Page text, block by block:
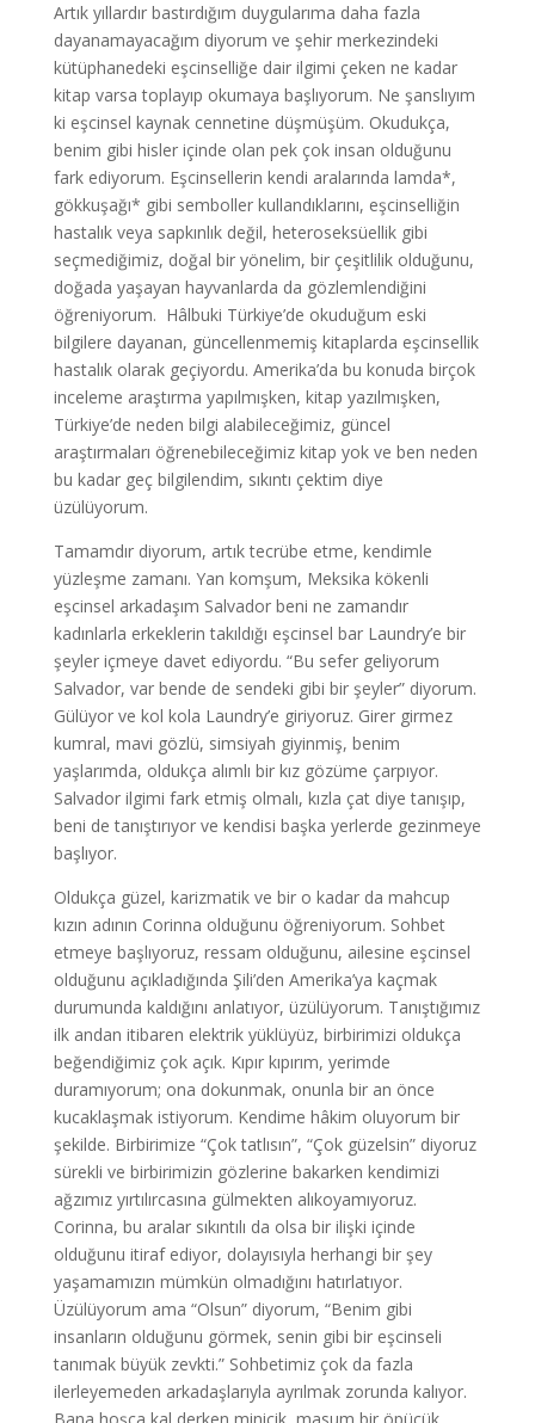
Artık yıllardır bastırdığım duygularıma daha fazla
dayanamayacağım diyorum ve şehir merkezindeki
kütüphanedeki eşcinselliğe dair ilgimi çeken ne kadar
kitap varsa toplayıp okumaya başlıyorum. Ne şanslıyım
ki eşcinsel kaynak cennetine düşmüşüm. Okudukça,
benim gibi hisler içinde olan pek çok insan olduğunu
fark ediyorum. Eşcinsellerin kendi aralarında lamda*,
gökkuşağı* gibi semboller kullandıklarını, eşcinselliğin
hastalık veya sapkınlık değil, heteroseksüellik gibi
seçmediğimiz, doğal bir yönelim, bir çeşitlilik olduğunu,
doğada yaşayan hayvanlarda da gözlemlendiğini
öğreniyorum. Hâlbuki Türkiye’de okuduğum eski
bilgilere dayanan, güncellenmemiş kitaplarda eşcinsellik
hastalık olarak geçiyordu. Amerika’da bu konuda birçok
inceleme araştırma yapılmışken, kitap yazılmışken,
Türkiye’de neden bilgi alabileceğimiz, güncel
araştırmaları öğrenebileceğimiz kitap yok ve ben neden
bu kadar geç bilgilendim, sıkıntı çektim diye
üzülüyorum.
Tamamdır diyorum, artık tecrübe etme, kendimle
yüzleşme zamanı. Yan komşum, Meksika kökenli
eşcinsel arkadaşım Salvador beni ne zamandır
kadınlarla erkeklerin takıldığı eşcinsel bar Laundry’e bir
şeyler içmeye davet ediyordu. “Bu sefer geliyorum
Salvador, var bende de sendeki gibi bir şeyler” diyorum.
Gülüyor ve kol kola Laundry’e giriyoruz. Girer girmez
kumral, mavi gözlü, simsiyah giyinmiş, benim
yaşlarımda, oldukça alımlı bir kız gözüme çarpıyor.
Salvador ilgimi fark etmiş olmalı, kızla çat diye tanışıp,
beni de tanıştırıyor ve kendisi başka yerlerde gezinmeye
başlıyor.
Oldukça güzel, karizmatik ve bir o kadar da mahcup
kızın adının Corinna olduğunu öğreniyorum. Sohbet
etmeye başlıyoruz, ressam olduğunu, ailesine eşcinsel
olduğunu açıkladığında Şili’den Amerika’ya kaçmak
durumunda kaldığını anlatıyor, üzülüyorum. Tanıştığımız
ilk andan itibaren elektrik yüklüyüz, birbirimizi oldukça
beğendiğimiz çok açık. Kıpır kıpırım, yerimde
duramıyorum; ona dokunmak, onunla bir an önce
kucaklaşmak istiyorum. Kendime hâkim oluyorum bir
şekilde. Birbirimize “Çok tatlısın”, “Çok güzelsin” diyoruz
sürekli ve birbirimizin gözlerine bakarken kendimizi
ağzımız yırtılırcasına gülmekten alıkoyamıyoruz.
Corinna, bu aralar sıkıntılı da olsa bir ilişki içinde
olduğunu itiraf ediyor, dolayısıyla herhangi bir şey
yaşamamızın mümkün olmadığını hatırlatıyor.
Üzülüyorum ama “Olsun” diyorum, “Benim gibi
insanların olduğunu görmek, senin gibi bir eşcinseli
tanımak büyük zevkti.” Sohbetimiz çok da fazla
ilerleyemeden arkadaşlarıyla ayrılmak zorunda kalıyor.